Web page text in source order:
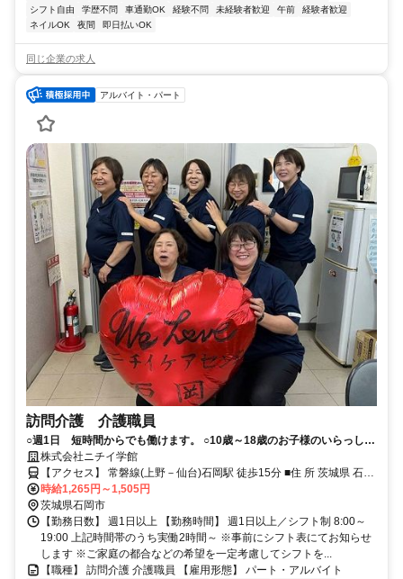
シフト自由
学歴不問 車通勤OK 経験不問 未経験者歓迎 午前
経験者歓迎
ネイルOK
夜間 即日払いOK
同じ企業の求人
アルバイト・パート
訪問介護 介護職員
○週1日 短時間からでも働けます。 ○10歳～18歳のお子様のいらっしゃ
る方、｢子供手当て｣もあります。 ○人と接する事が好きな方、それを
仕事にしてみませんか。
株式会社ニチイ学館
【アクセス】 常磐線(上野－仙台)石岡駅 徒歩15分 ■住 所 茨城県 石岡
市 大字石岡字大塚14046-2中建ﾋﾞﾙﾞ2F ■アクセス 常磐線(上野－仙台)
石岡駅 徒歩15分
時給1,265円～1,505円
茨城県石岡市
【勤務日数】 週1日以上 【勤務時間】 週1日以上／シフト制 8:00～
19:00 上記時間帯のうち実働2時間～ ※事前にシフト表にてお知らせ
します ※ご家庭の都合などの希望を一定考慮してシフトを...
【職種】 訪問介護 介護職員 【雇用形態】 パート・アルバイト